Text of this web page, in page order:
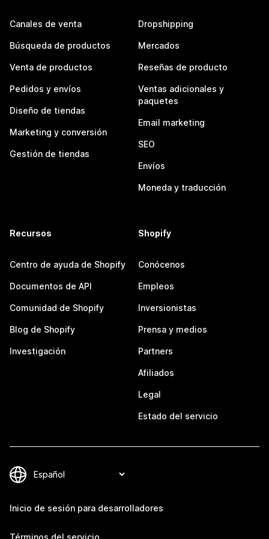
Canales de venta
Búsqueda de productos
Venta de productos
Pedidos y envíos
Diseño de tiendas
Marketing y conversión
Gestión de tiendas
Dropshipping
Mercados
Reseñas de producto
Ventas adicionales y
paquetes
Email marketing
SEO
Envíos
Moneda y traducción
Recursos
Centro de ayuda de Shopify
Documentos de API
Comunidad de Shopify
Blog de Shopify
Investigación
Shopify
Conócenos
Empleos
Inversionistas
Prensa y medios
Partners
Afiliados
Legal
Estado del servicio
Inicio de sesión para desarrolladores